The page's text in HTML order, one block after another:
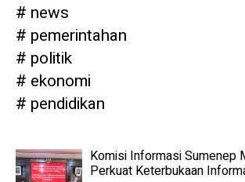
news
pemerintahan
politik
ekonomi
pendidikan
Komisi Informasi Sumenep
Perkuat Keterbukaan